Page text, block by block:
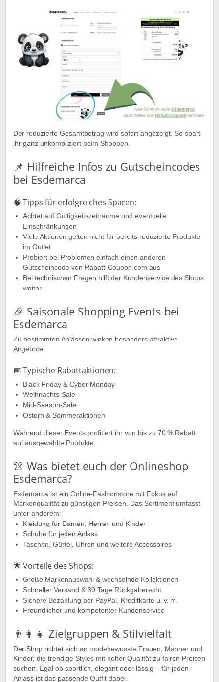
Der reduzierte Gesamtbetrag wird sofort angezeigt. So spart
ihr ganz unkompliziert beim Shoppen.
📌 Hilfreiche Infos zu Gutscheincodes
bei Esdemarca
🧠 Tipps für erfolgreiches Sparen:
Achtet auf Gültigkeitszeiträume und eventuelle
Einschränkungen
Viele Aktionen gelten nicht für bereits reduzierte Produkte
im Outlet
Probiert bei Problemen einfach einen anderen
Gutscheincode von Rabatt-Coupon.com aus
Bei technischen Fragen hilft der Kundenservice des Shops
weiter
🎉 Saisonale Shopping Events bei
Esdemarca
Zu bestimmten Anlässen winken besonders attraktive
Angebote:
📅 Typische Rabattaktionen:
Black Friday & Cyber Monday
Weihnachts-Sale
Mid-Season-Sale
Ostern & Sommeraktionen
Während dieser Events profitiert ihr von bis zu 70 % Rabatt
auf ausgewählte Produkte.
👚 Was bietet euch der Onlineshop
Esdemarca?
Esdemarca ist ein Online-Fashionstore mit Fokus auf
Markenqualität zu günstigen Preisen. Das Sortiment umfasst
unter anderem:
Kleidung für Damen, Herren und Kinder
Schuhe für jeden Anlass
Taschen, Gürtel, Uhren und weitere Accessoires
🌟 Vorteile des Shops:
Große Markenauswahl & wechselnde Kollektionen
Schneller Versand & 30 Tage Rückgaberecht
Sichere Bezahlung per PayPal, Kreditkarte u. v. m.
Freundlicher und kompetenter Kundenservice
👨‍👩‍👧 Zielgruppen & Stilvielfalt
Der Shop richtet sich an modebewusste Frauen, Männer und
Kinder, die trendige Styles mit hoher Qualität zu fairen Preisen
suchen. Egal ob sportlich, elegant oder lässig – für jeden
Anlass ist das passende Outfit dabei.